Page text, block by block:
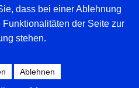
dass bei einer Ablehnung
der Seite zur
stehen.
Ablehnen